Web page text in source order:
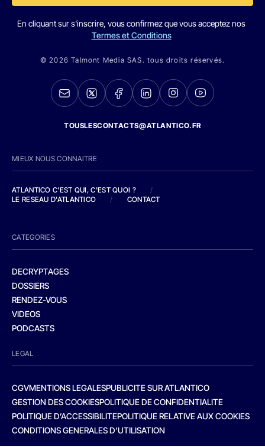
En cliquant sur s'inscrire, vous confirmez que vous acceptez nos
Termes et Conditions
© 2026 Talmont Media SAS. tous droits réservés.
TOUSLESCONTACTS@ATLANTICO.FR
MIEUX NOUS CONNAITRE
ATLANTICO C'EST QUI, C'EST QUOI ?
/
LE RESEAU D'ATLANTICO
/ CONTACT
CATEGORIES
DECRYPTAGES
DOSSIERS
RENDEZ-VOUS
VIDEOS
PODCASTS
LEGAL
CGVMENTIONS LEGALESPUBLICITE SUR ATLANTICO
GESTION DES COOKIESPOLITIQUE DE CONFIDENTIALITE
POLITIQUE D’ACCESSIBILITEPOLITIQUE RELATIVE AUX COOKIES
CONDITIONS GENERALES D’UTILISATION